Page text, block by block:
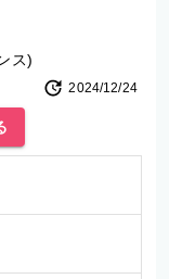
ス
ス)
2024/12/24